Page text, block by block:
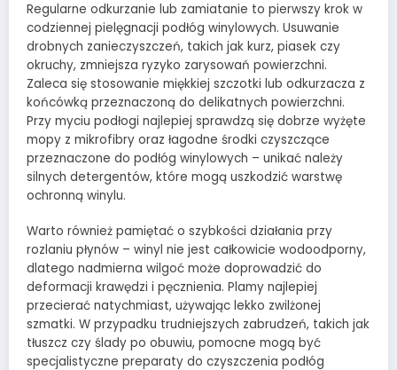
Regularne odkurzanie lub zamiatanie to pierwszy krok w
codziennej pielęgnacji podłóg winylowych. Usuwanie
drobnych zanieczyszczeń, takich jak kurz, piasek czy
okruchy, zmniejsza ryzyko zarysowań powierzchni.
Zaleca się stosowanie miękkiej szczotki lub odkurzacza z
końcówką przeznaczoną do delikatnych powierzchni.
Przy myciu podłogi najlepiej sprawdzą się dobrze wyżęte
mopy z mikrofibry oraz łagodne środki czyszczące
przeznaczone do podłóg winylowych – unikać należy
silnych detergentów, które mogą uszkodzić warstwę
ochronną winylu.
Warto również pamiętać o szybkości działania przy
rozlaniu płynów – winyl nie jest całkowicie wodoodporny,
dlatego nadmierna wilgoć może doprowadzić do
deformacji krawędzi i pęcznienia. Plamy najlepiej
przecierać natychmiast, używając lekko zwilżonej
szmatki. W przypadku trudniejszych zabrudzeń, takich jak
tłuszcz czy ślady po obuwiu, pomocne mogą być
specjalistyczne preparaty do czyszczenia podłóg